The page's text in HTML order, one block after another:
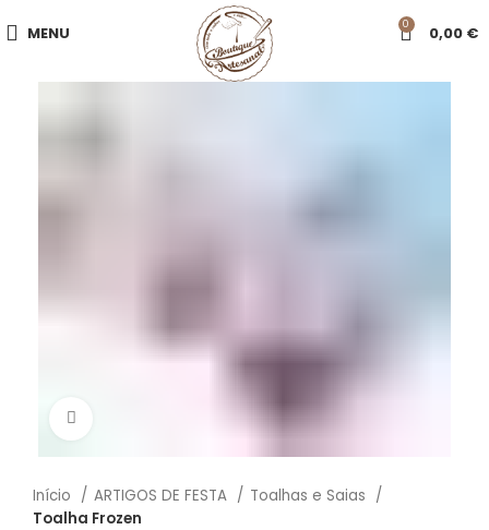
MENU 0 0,00 €
Início ARTIGOS DE FESTA
Toalhas e Saias
Toalha Frozen